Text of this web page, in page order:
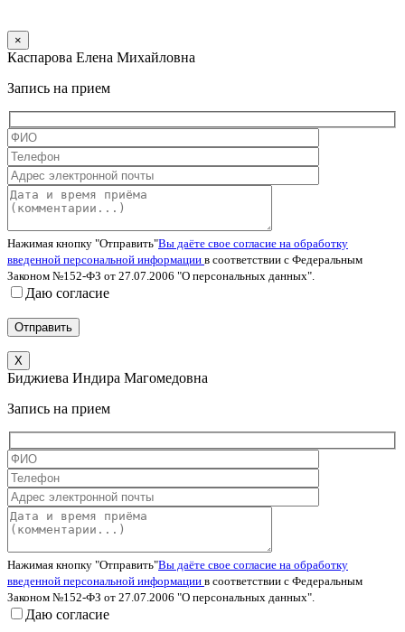
×
Каспарова Елена Михайловна
Запись на прием
Нажимая кнопку "Отправить"Вы даёте свое согласие на обработку
введенной персональной информации в соответствии с Федеральным
Законом №152-ФЗ от 27.07.2006 "О персональных данных".
Даю согласие
X
Биджиева Индира Магомедовна
Запись на прием
Нажимая кнопку "Отправить"Вы даёте свое согласие на обработку
введенной персональной информации в соответствии с Федеральным
Законом №152-ФЗ от 27.07.2006 "О персональных данных".
Даю согласие